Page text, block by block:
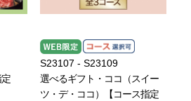
S23107 - S23109
選べるギフト・ココ（スイー
ツ・デ・ココ）【コース指定